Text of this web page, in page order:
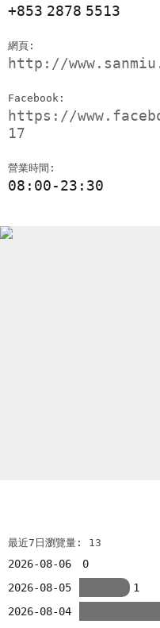
+853 2878 5513
網頁:
http://
Facebook:
https://
17
營業時間:
08:00-23:30
最近7日瀏覽量: 13
2026-08-06
0
2026-08-05
1
2026-08-04